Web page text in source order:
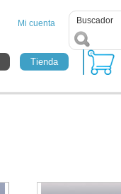
Tienda
Mi cuenta